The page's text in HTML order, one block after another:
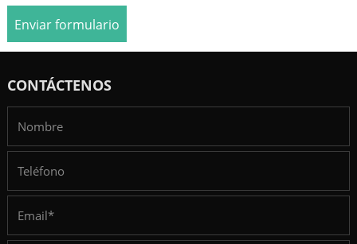
Enviar formulario
CONTÁCTENOS